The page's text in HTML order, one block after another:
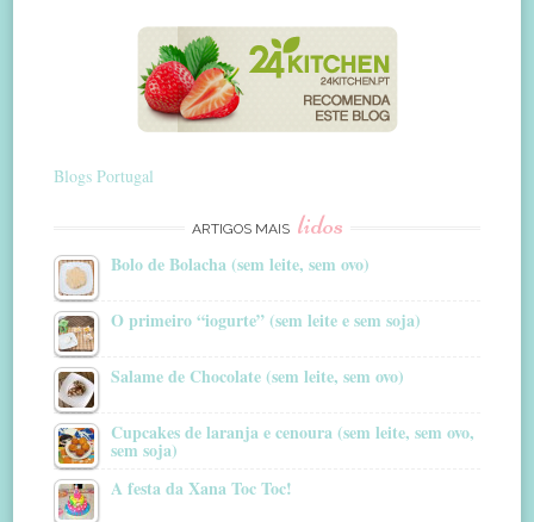
Blogs Portugal
ARTIGOS MAIS lidos
Bolo de Bolacha (sem leite, sem ovo)
O primeiro “iogurte” (sem leite e sem soja)
Salame de Chocolate (sem leite, sem ovo)
Cupcakes de laranja e cenoura (sem leite, sem ovo,
sem soja)
A festa da Xana Toc Toc!